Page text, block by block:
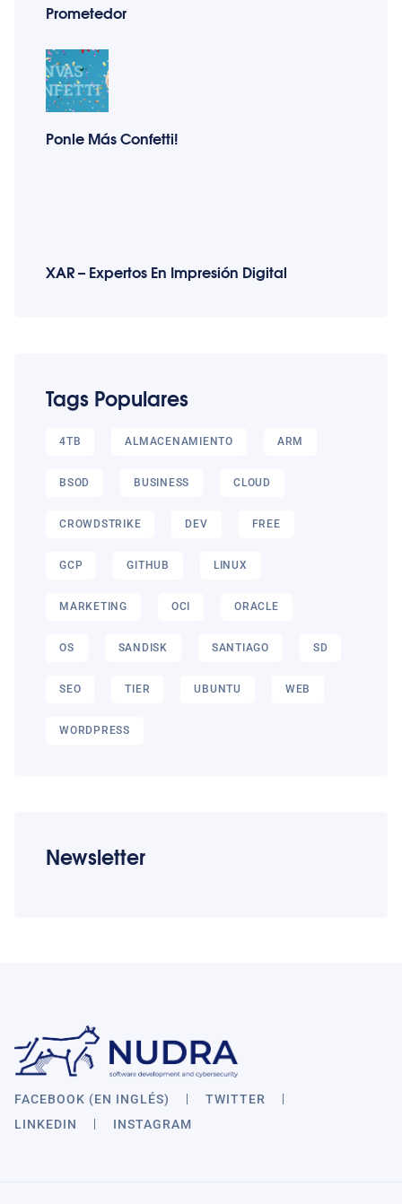
Prometedor
Ponle Más Confetti!
XAR – Expertos En Impresión Digital
Tags Populares
4TB ALMACENAMIENTO ARM
BSOD BUSINESS CLOUD
CROWDSTRIKE DEV FREE
GCP GITHUB LINUX
MARKETING OCI ORACLE
OS SANDISK SANTIAGO SD
SEO TIER UBUNTU WEB
WORDPRESS
Newsletter
FACEBOOK (EN INGLÉS)
TWITTER
LINKEDIN
INSTAGRAM